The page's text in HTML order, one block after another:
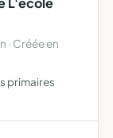
· Créée en
primaires